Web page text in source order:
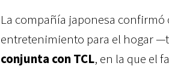
La compañía japonesa
entretenimiento para el hogar
conjunta con TCL, en la que el